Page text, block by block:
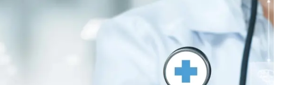
Video, Japón: Terremoto
deja heridos y graves
daños en Kumamoto